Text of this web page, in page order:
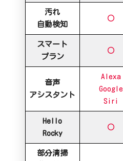
汚れ
自動検知
〇
スマート
プラン
〇
音声
アシスタント
Alexa
Google
Siri
Hello
Rocky
〇
部分清掃